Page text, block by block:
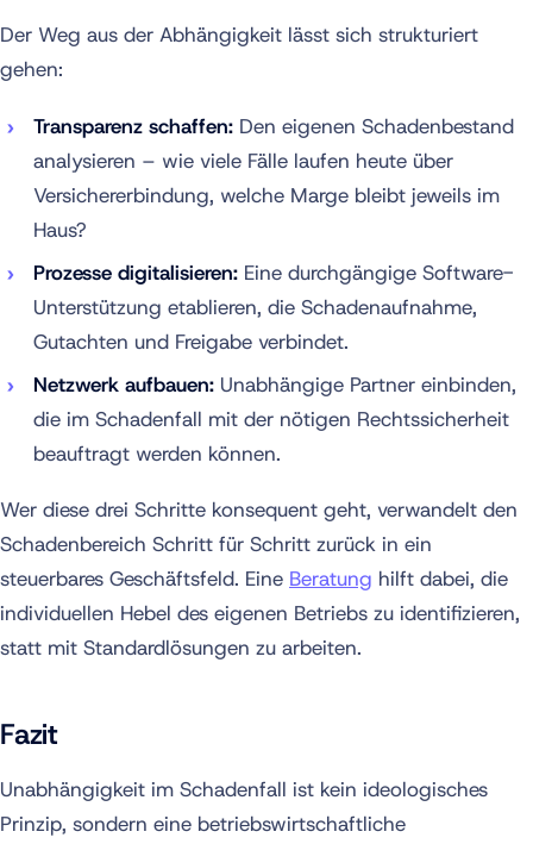
Der Weg aus der Abhängigkeit lässt sich strukturiert
gehen:
Transparenz schaffen: Den eigenen Schadenbestand
analysieren – wie viele Fälle laufen heute über
Versichererbindung, welche Marge bleibt jeweils im
Haus?
Prozesse digitalisieren: Eine durchgängige Software-
Unterstützung etablieren, die Schadenaufnahme,
Gutachten und Freigabe verbindet.
Netzwerk aufbauen: Unabhängige Partner einbinden,
die im Schadenfall mit der nötigen Rechtssicherheit
beauftragt werden können.
Wer diese drei Schritte konsequent geht, verwandelt den
Schadenbereich Schritt für Schritt zurück in ein
steuerbares Geschäftsfeld. Eine Beratung hilft dabei, die
individuellen Hebel des eigenen Betriebs zu identifizieren,
statt mit Standardlösungen zu arbeiten.
Fazit
Unabhängigkeit im Schadenfall ist kein ideologisches
Prinzip, sondern eine betriebswirtschaftliche